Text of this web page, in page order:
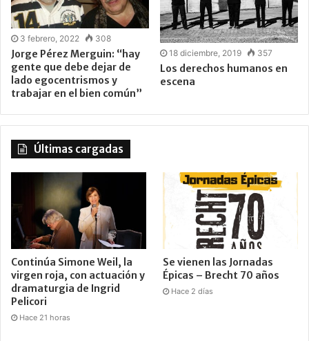
3 febrero, 2022 308
Jorge Pérez Merguin: “hay
gente que debe dejar de
lado egocentrismos y
trabajar en el bien común”
18 diciembre, 2019 357
Los derechos humanos en
escena
Últimas cargadas
Continúa Simone Weil, la
virgen roja, con actuación y
dramaturgia de Ingrid
Pelicori
Hace 21 horas
Se vienen las Jornadas
Épicas – Brecht 70 años
Hace 2 días